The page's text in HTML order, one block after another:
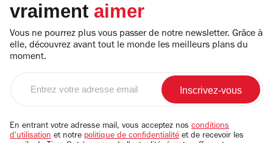
vraiment aimer
Vous ne pourrez plus vous passer de notre newsletter. Grâce à
elle, découvrez avant tout le monde les meilleurs plans du
moment.
email
En entrant votre adresse mail, vous acceptez nos conditions
d'utilisation et notre politique de confidentialité et de recevoir les